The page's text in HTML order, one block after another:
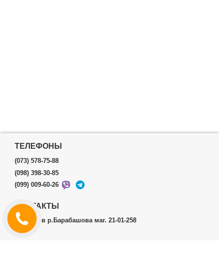
ТЕЛЕФОНЫ
(073) 578-75-88
(098) 398-30-85
(099) 009-60-26
КОНТАКТЫ
г.Харьков р.Барабашова маг. 21-01-258